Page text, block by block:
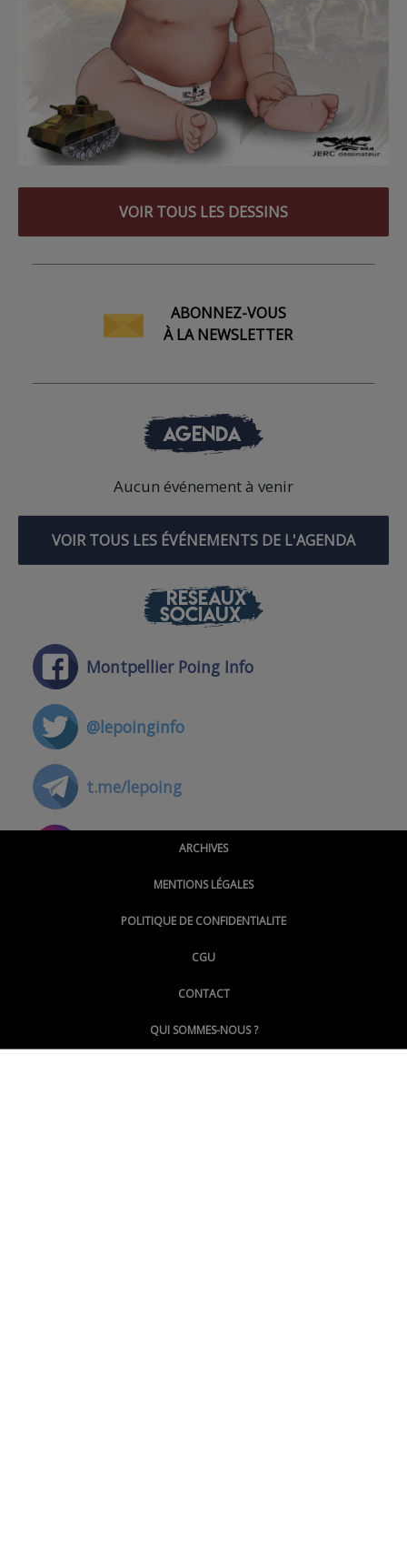
VOIR TOUS LES DESSINS
ABONNEZ-VOUS
À LA NEWSLETTER
AGENDA
Aucun événement à venir
VOIR TOUS LES ÉVÉNEMENTS DE L'AGENDA
RÉSEAUX
SOCIAUX
Montpellier Poing Info
@lepoinginfo
t.me/lepoing
@montpellierpoinginfo
@LePoingMontpellier
ARCHIVES
MENTIONS LÉGALES
POLITIQUE DE CONFIDENTIALITE
CGU
CONTACT
QUI SOMMES-NOUS ?